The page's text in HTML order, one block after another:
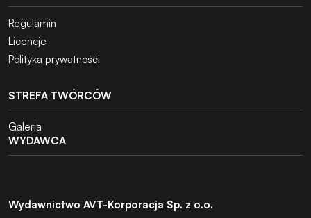
Regulamin
Licencje
Polityka prywatności
STREFA TWÓRCÓW
Galeria
WYDAWCA
Wydawnictwo AVT-Korporacja Sp. z o.o.